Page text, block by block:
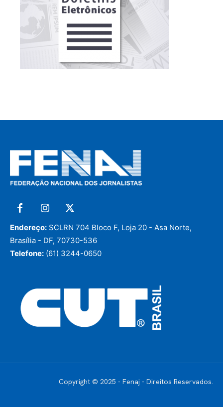
Endereço: SCLRN 704 Bloco F, Loja 20 - Asa Norte,
Brasília - DF, 70730-536
Telefone: (61) 3244-0650
Copyright © 2025 - Fenaj - Direitos Reservados.